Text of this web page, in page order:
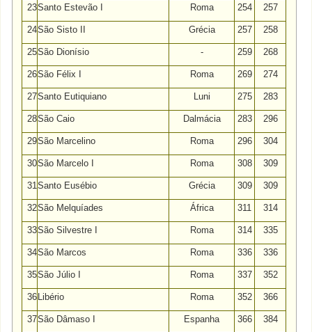
23Santo Estevão I Roma 254 257
24São Sisto II Grécia 257 258
25São Dionísio - 259 268
26São Félix I Roma 269 274
27Santo Eutiquiano Luni 275 283
28São Caio Dalmácia 283 296
29São Marcelino Roma 296 304
30São Marcelo I Roma 308 309
31Santo Eusébio Grécia 309 309
32São Melquíades África 311 314
33São Silvestre I Roma 314 335
34São Marcos Roma 336 336
35São Júlio I Roma 337 352
36 Libério Roma 352 366
37São Dâmaso I Espanha 366 384